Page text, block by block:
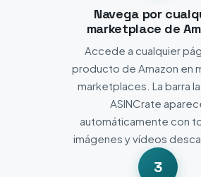
Navega por
marketplace de
Accede a cualquier
producto de Amazon en
marketplaces. La barra
ASINCrate
automáticamente con
imágenes y vídeos
3